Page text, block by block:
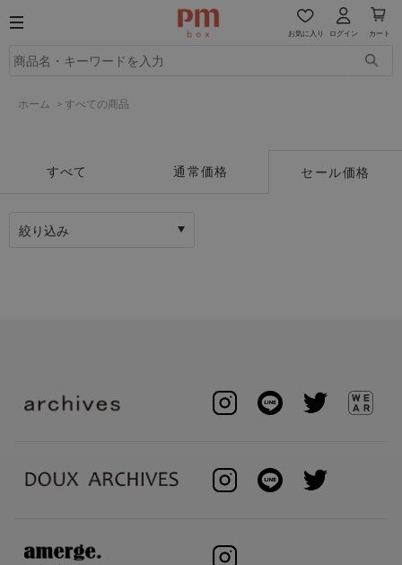
お気に入り ログイン カート
ホーム > すべての商品
すべて 通常価格 セール価格
絞り込み